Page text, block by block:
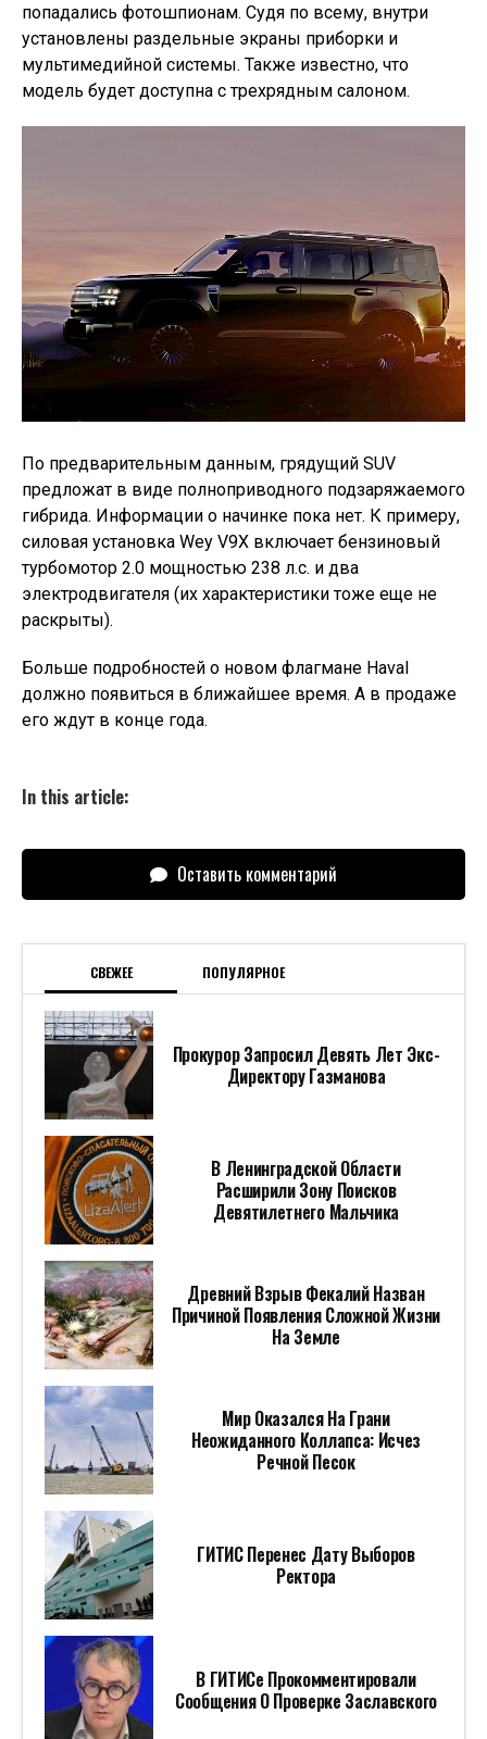
попадались фотошпионам. Судя по всему, внутри
установлены раздельные экраны приборки и
мультимедийной системы. Также известно, что
модель будет доступна с трехрядным салоном.
По предварительным данным, грядущий SUV
предложат в виде полноприводного подзаряжаемого
гибрида. Информации о начинке пока нет. К примеру,
силовая установка Wey V9X включает бензиновый
турбомотор 2.0 мощностью 238 л.с. и два
электродвигателя (их характеристики тоже еще не
раскрыты).
Больше подробностей о новом флагмане Haval
должно появиться в ближайшее время. А в продаже
его ждут в конце года.
In this article:
Оставить комментарий
СВЕЖЕЕ ПОПУЛЯРНОЕ
Прокурор Запросил Девять Лет Экс-
Директору Газманова
В Ленинградской Области
Расширили Зону Поисков
Девятилетнего Мальчика
Древний Взрыв Фекалий Назван
Причиной Появления Сложной Жизни
На Земле
Мир Оказался На Грани
Неожиданного Коллапса: Исчез
Речной Песок
ГИТИС Перенес Дату Выборов
Ректора
В ГИТИСе Прокомментировали
Сообщения О Проверке Заславского